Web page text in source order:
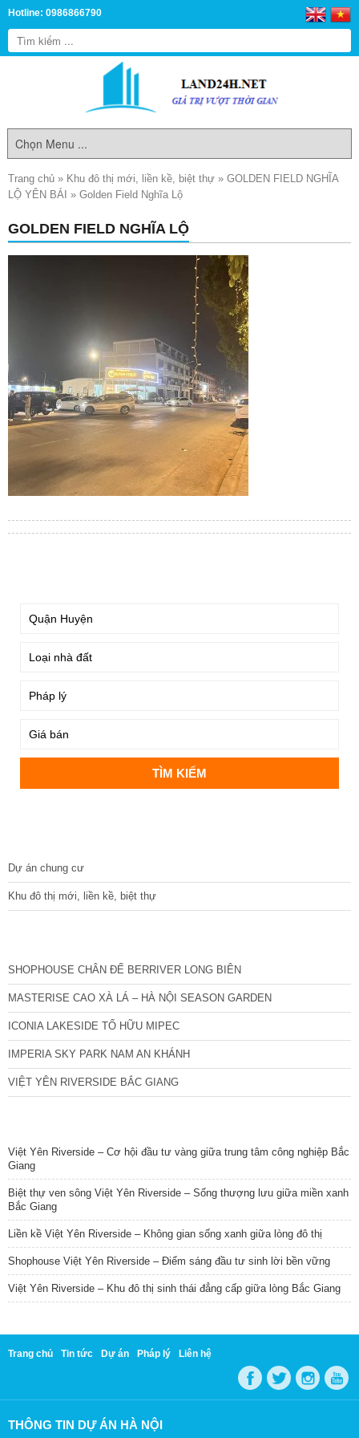
Hotline: 0986866790
Trang chủ » Khu đô thị mới, liền kề, biệt thự » GOLDEN FIELD NGHĨA
LỘ YÊN BÁI » Golden Field Nghĩa Lộ
GOLDEN FIELD NGHĨA LỘ
Dự án chung cư
Khu đô thị mới, liền kề, biệt thự
SHOPHOUSE CHÂN ĐẾ BERRIVER LONG BIÊN
MASTERISE CAO XÀ LÁ – HÀ NỘI SEASON GARDEN
ICONIA LAKESIDE TỐ HỮU MIPEC
IMPERIA SKY PARK NAM AN KHÁNH
VIỆT YÊN RIVERSIDE BẮC GIANG
Việt Yên Riverside – Cơ hội đầu tư vàng giữa trung tâm công nghiệp Bắc
Giang
Biệt thự ven sông Việt Yên Riverside – Sống thượng lưu giữa miền xanh
Bắc Giang
Liền kề Việt Yên Riverside – Không gian sống xanh giữa lòng đô thị
Shophouse Việt Yên Riverside – Điểm sáng đầu tư sinh lời bền vững
Việt Yên Riverside – Khu đô thị sinh thái đẳng cấp giữa lòng Bắc Giang
Trang chủ Tin tức Dự án Pháp lý Liên hệ
THÔNG TIN DỰ ÁN HÀ NỘI